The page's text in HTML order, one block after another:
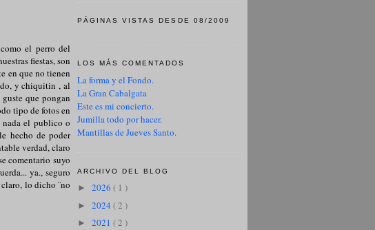
el perro del
fiestas, son
en que no tienen
y chiquitin , al
que pongan
tipo de fotos en
nada el publico o
hecho de poder
verdad, claro
comentario suyo
ya., seguro
lo dicho ¨no
PÁGINAS VISTAS DESDE 08/2009
LOS MÁS COMENTADOS
La forma y el Fondo.
La Gran Cabalgata
Este es mi concierto.
Jumilla todo por hacer.
Mantillas de Jueves Santo.
ARCHIVO DEL BLOG
► 2026 ( 1 )
► 2024 ( 2 )
► 2021 ( 2 )